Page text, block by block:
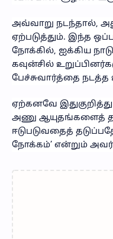
அவ்வாறு நடந்தால்,
ஏற்படுத்தும். இந்த
நோக்கில், ஐக்கிய
கவுன்சில்
பேச்சுவார்த்தை
ஏற்கனவே
அணு ஆயுதங்களைத்
ஈடுபடுவதைத்
நோக்கம்’ என்றும் அவர்